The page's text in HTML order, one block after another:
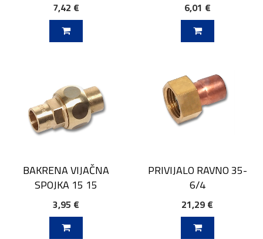
7,42 € 6,01 €
BAKRENA VIJAČNA
SPOJKA 15 15
3,95 €
PRIVIJALO RAVNO 35-
6/4
21,29 €